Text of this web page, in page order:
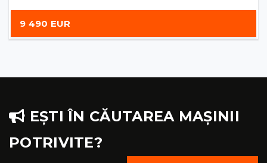
9 490 EUR
EȘTI ÎN CĂUTAREA MAȘINII
POTRIVITE?